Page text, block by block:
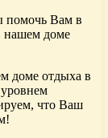
помочь Вам в
нашем доме
доме отдыха в
что Ваш